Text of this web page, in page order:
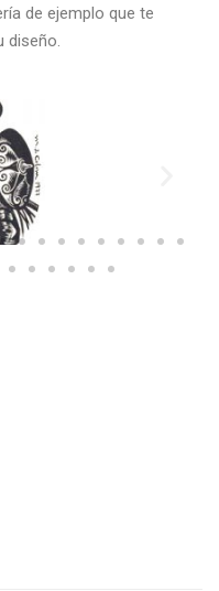
de ejemplo que te
diseño.